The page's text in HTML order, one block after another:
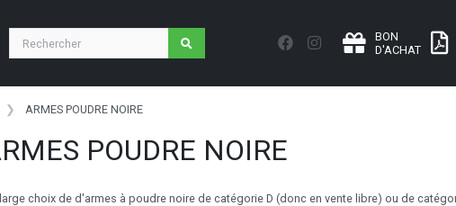
BON
D'ACHAT
ARMES POUDRE NOIRE
POUDRE NOIRE
choix de d'armes à poudre noire de catégorie D (donc en vente libre) ou de